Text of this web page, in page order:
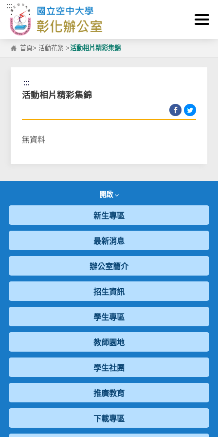
跳到主要內容區塊
:::
首頁>活動花絮 >活動相片精彩集錦
:::
活動相片精彩集錦
無資料
開啟
新生專區
最新消息
辦公室簡介
招生資訊
學生專區
教師園地
學生社團
推廣教育
下載專區